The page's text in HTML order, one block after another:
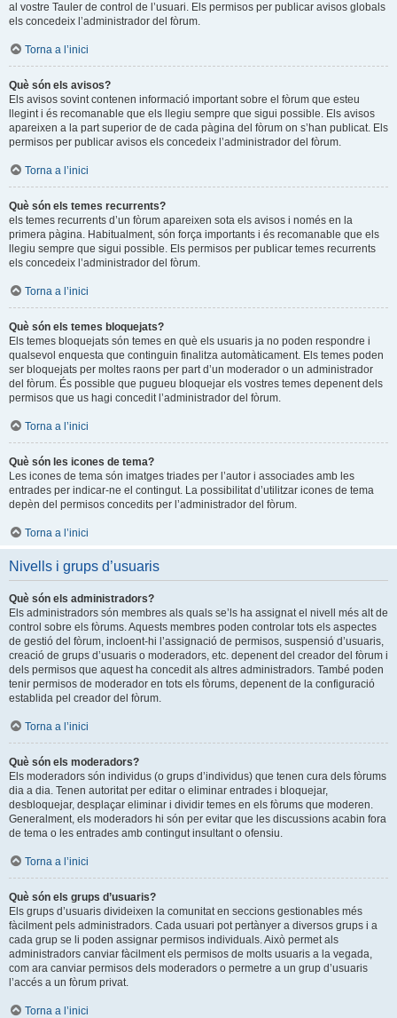
al vostre Tauler de control de l’usuari. Els permisos per publicar avisos globals
els concedeix l’administrador del fòrum.
Torna a l’inici
Què són els avisos?
Els avisos sovint contenen informació important sobre el fòrum que esteu
llegint i és recomanable que els llegiu sempre que sigui possible. Els avisos
apareixen a la part superior de de cada pàgina del fòrum on s’han publicat. Els
permisos per publicar avisos els concedeix l’administrador del fòrum.
Torna a l’inici
Què són els temes recurrents?
els temes recurrents d’un fòrum apareixen sota els avisos i només en la
primera pàgina. Habitualment, són força importants i és recomanable que els
llegiu sempre que sigui possible. Els permisos per publicar temes recurrents
els concedeix l’administrador del fòrum.
Torna a l’inici
Què són els temes bloquejats?
Els temes bloquejats són temes en què els usuaris ja no poden respondre i
qualsevol enquesta que continguin finalitza automàticament. Els temes poden
ser bloquejats per moltes raons per part d’un moderador o un administrador
del fòrum. És possible que pugueu bloquejar els vostres temes depenent dels
permisos que us hagi concedit l’administrador del fòrum.
Torna a l’inici
Què són les icones de tema?
Les icones de tema són imatges triades per l’autor i associades amb les
entrades per indicar-ne el contingut. La possibilitat d’utilitzar icones de tema
depèn del permisos concedits per l’administrador del fòrum.
Torna a l’inici
Nivells i grups d’usuaris
Què són els administradors?
Els administradors són membres als quals se’ls ha assignat el nivell més alt de
control sobre els fòrums. Aquests membres poden controlar tots els aspectes
de gestió del fòrum, incloent-hi l’assignació de permisos, suspensió d’usuaris,
creació de grups d’usuaris o moderadors, etc. depenent del creador del fòrum i
dels permisos que aquest ha concedit als altres administradors. També poden
tenir permisos de moderador en tots els fòrums, depenent de la configuració
establida pel creador del fòrum.
Torna a l’inici
Què són els moderadors?
Els moderadors són individus (o grups d’individus) que tenen cura dels fòrums
dia a dia. Tenen autoritat per editar o eliminar entrades i bloquejar,
desbloquejar, desplaçar eliminar i dividir temes en els fòrums que moderen.
Generalment, els moderadors hi són per evitar que les discussions acabin fora
de tema o les entrades amb contingut insultant o ofensiu.
Torna a l’inici
Què són els grups d’usuaris?
Els grups d’usuaris divideixen la comunitat en seccions gestionables més
fàcilment pels administradors. Cada usuari pot pertànyer a diversos grups i a
cada grup se li poden assignar permisos individuals. Això permet als
administradors canviar fàcilment els permisos de molts usuaris a la vegada,
com ara canviar permisos dels moderadors o permetre a un grup d’usuaris
l’accés a un fòrum privat.
Torna a l’inici